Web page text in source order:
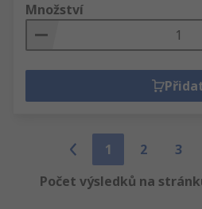
Množství
1 2 3
Počet výsledků na